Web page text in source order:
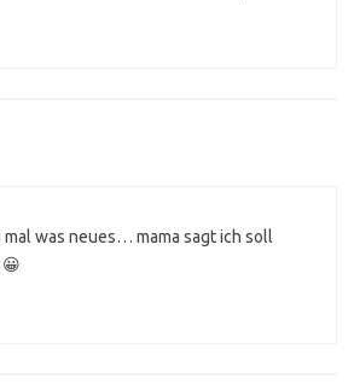
was neues… mama sagt ich soll